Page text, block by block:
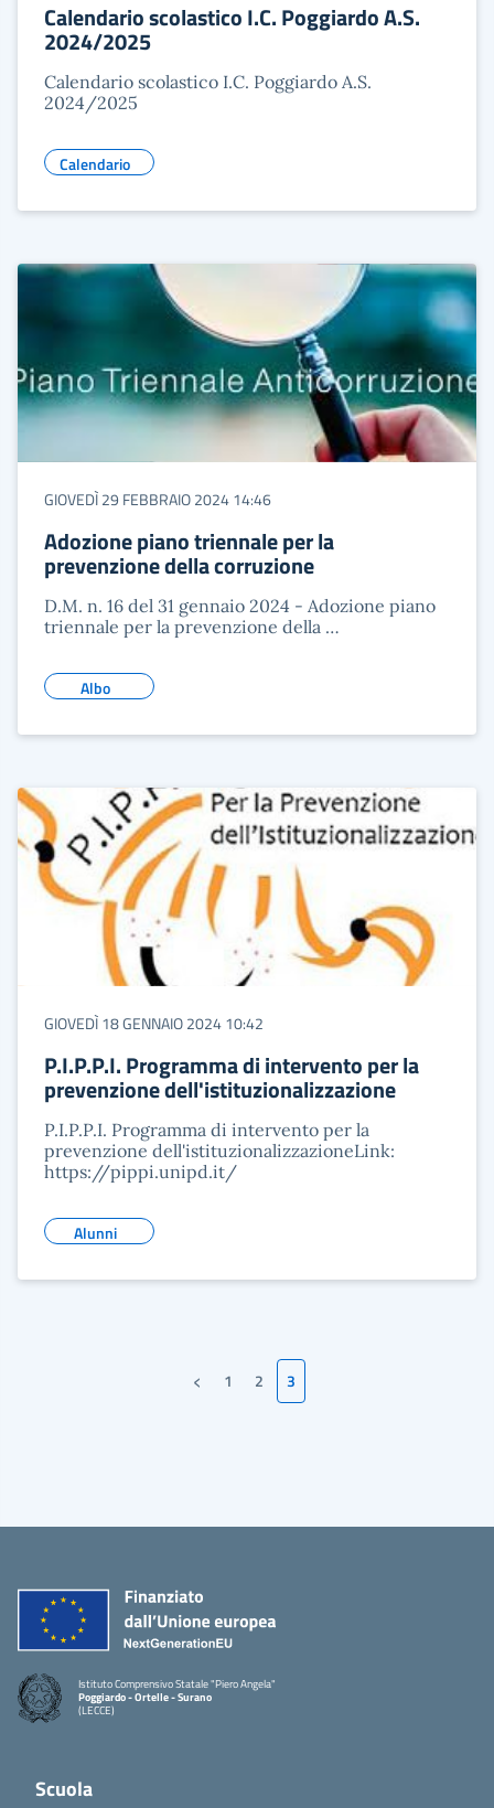
Calendario scolastico I.C. Poggiardo A.S.
2024/2025
Calendario scolastico I.C. Poggiardo A.S.
2024/2025
Calendario
GIOVEDÌ 29 FEBBRAIO 2024 14:46
Adozione piano triennale per la
prevenzione della corruzione
D.M. n. 16 del 31 gennaio 2024 - Adozione piano
triennale per la prevenzione della …
Albo
GIOVEDÌ 18 GENNAIO 2024 10:42
P.I.P.P.I. Programma di intervento per la
prevenzione dell'istituzionalizzazione
P.I.P.P.I. Programma di intervento per la
prevenzione dell'istituzionalizzazioneLink:
https://pippi.unipd.it/
Alunni
‹Pagina precedente
1 2 3
Istituto Comprensivo Statale "Piero Angela"
Poggiardo - Ortelle - Surano
(LECCE)
Scuola